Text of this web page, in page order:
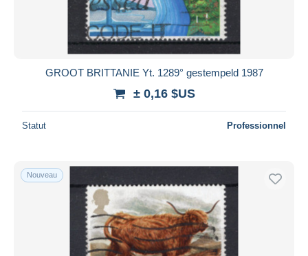
GROOT BRITTANIE Yt. 1289° gestempeld 1987
± 0,16 $US
Statut Professionnel
Nouveau